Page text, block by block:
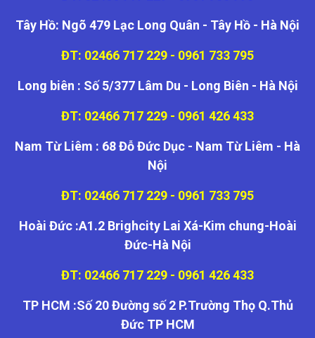
Tây Hồ: Ngõ 479 Lạc Long Quân - Tây Hồ - Hà Nội
ĐT: 02466 717 229 - 0961 733 795
Long biên : Số 5/377 Lâm Du - Long Biên - Hà Nội
ĐT: 02466 717 229 - 0961 426 433
Nam Từ Liêm : 68 Đỗ Đức Dục - Nam Từ Liêm - Hà
Nội
ĐT: 02466 717 229 - 0961 733 795
Hoài Đức :A1.2 Brighcity Lai Xá-Kim chung-Hoài
Đức-Hà Nội
ĐT: 02466 717 229 - 0961 426 433
TP HCM :Số 20 Đường số 2 P.Trường Thọ Q.Thủ
Đức TP HCM